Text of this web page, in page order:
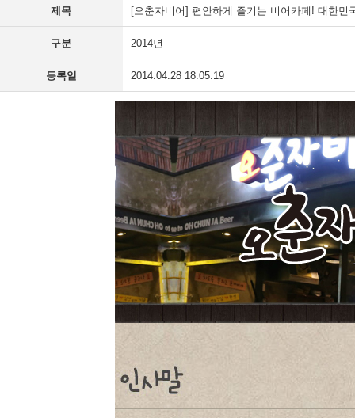
제목 [오춘자비어] 편안하게 즐기는 비어카페! 대한민
구분 2014년
등록일 2014.04.28 18:05:19